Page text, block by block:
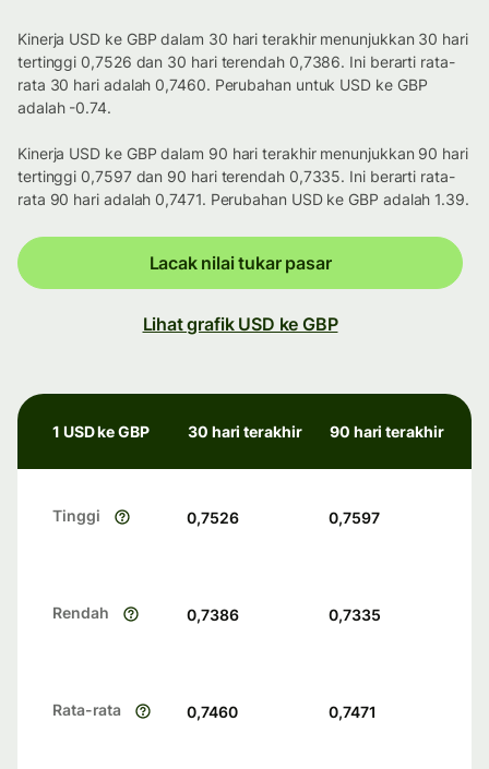
Kinerja USD ke GBP dalam 30 hari terakhir menunjukkan 30 hari
tertinggi 0,7526 dan 30 hari terendah 0,7386. Ini berarti rata-
rata 30 hari adalah 0,7460. Perubahan untuk USD ke GBP
adalah -0.74.
Kinerja USD ke GBP dalam 90 hari terakhir menunjukkan 90 hari
tertinggi 0,7597 dan 90 hari terendah 0,7335. Ini berarti rata-
rata 90 hari adalah 0,7471. Perubahan USD ke GBP adalah 1.39.
Lacak nilai tukar pasar
Lihat grafik USD ke GBP
1 USD ke GBP 30 hari terakhir 90 hari terakhir
Tinggi 0,7526 0,7597
Rendah 0,7386 0,7335
Rata-rata 0,7460 0,7471